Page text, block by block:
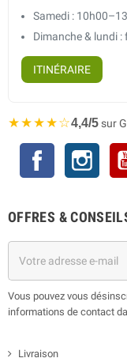
Samedi :
Dimanche & lundi :
ITINÉRAIRE
★★★★☆4,4/5sur
Facebook
OFFRES &
Vous pouvez vous
informations de contact
Livraison